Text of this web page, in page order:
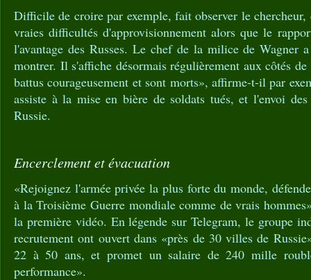
Difficile de croire par exemple, fait observer le chercheur,
vraies difficultés d'approvisionnement alors que le
l'avantage des Russes. Le chef de la milice de Wagner
montrer. Il s'affiche désormais régulièrement aux côtés
battus courageusement et sont morts», affirme-t-il par
assiste à la mise en bière de soldats tués, et l'envoi
Russie.
Encerclement et évacuation
«Rejoignez l'armée privée la plus forte du monde,
à la Troisième Guerre mondiale comme de vrais
la première vidéo. En légende sur Telegram, le groupe
recrutement ont ouvert dans «près de 30 villes de
22 à 50 ans, et promet un salaire de 240 mille
performance».